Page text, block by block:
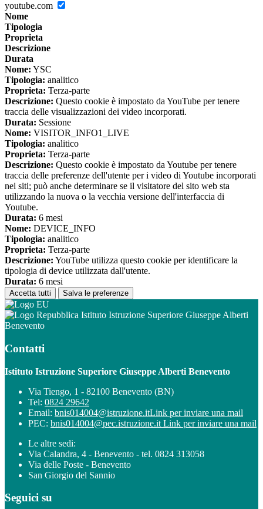
youtube.com
Nome
Tipologia
Proprieta
Descrizione
Durata
Nome: YSC
Tipologia: analitico
Proprieta: Terza-parte
Descrizione: Questo cookie è impostato da YouTube per tenere
traccia delle visualizzazioni dei video incorporati.
Durata: Sessione
Nome: VISITOR_INFO1_LIVE
Tipologia: analitico
Proprieta: Terza-parte
Descrizione: Questo cookie è impostato da Youtube per tenere
traccia delle preferenze dell'utente per i video di Youtube incorporati
nei siti; può anche determinare se il visitatore del sito web sta
utilizzando la nuova o la vecchia versione dell'interfaccia di
Youtube.
Durata: 6 mesi
Nome: DEVICE_INFO
Tipologia: analitico
Proprieta: Terza-parte
Descrizione: YouTube utilizza questo cookie per identificare la
tipologia di device utilizzata dall'utente.
Durata: 6 mesi
Accetta tutti Salva le preferenze
Istituto Istruzione Superiore Giuseppe Alberti
Benevento
Contatti
Istituto Istruzione Superiore Giuseppe Alberti Benevento
Via Tiengo, 1 - 82100 Benevento (BN)
Tel: 0824 29642
Email: bnis014004@istruzione.itLink per inviare una mail
PEC: bnis014004@pec.istruzione.it Link per inviare una mail
Le altre sedi:
Via Calandra, 4 - Benevento - tel. 0824 313058
Via delle Poste - Benevento
San Giorgio del Sannio
Seguici su